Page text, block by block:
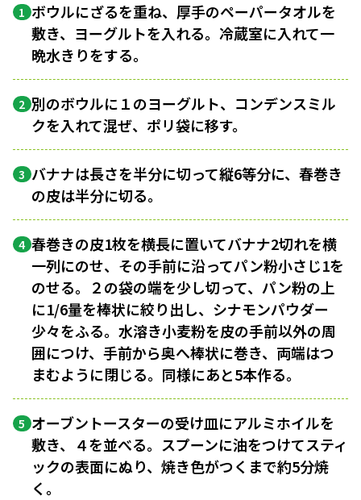
1 ボウルにざるを重ね、厚手のペーパータオルを
敷き、ヨーグルトを入れる。冷蔵室に入れて一
晩水きりをする。
2 別のボウルに１のヨーグルト、コンデンスミル
クを入れて混ぜ、ポリ袋に移す。
3 バナナは長さを半分に切って縦6等分に、春巻き
の皮は半分に切る。
4 春巻きの皮1枚を横長に置いてバナナ2切れを横
一列にのせ、その手前に沿ってパン粉小さじ1を
のせる。２の袋の端を少し切って、パン粉の上
に1/6量を棒状に絞り出し、シナモンパウダー
少々をふる。水溶き小麦粉を皮の手前以外の周
囲につけ、手前から奥へ棒状に巻き、両端はつ
まむように閉じる。同様にあと5本作る。
5 オーブントースターの受け皿にアルミホイルを
敷き、４を並べる。スプーンに油をつけてスティ
ックの表面にぬり、焼き色がつくまで約5分焼
く。